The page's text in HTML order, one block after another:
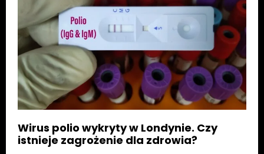
Wirus polio wykryty w Londynie. Czy
istnieje zagrożenie dla zdrowia?